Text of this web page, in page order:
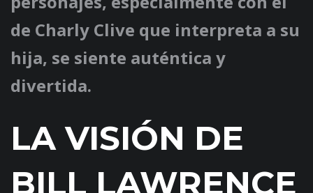
de Charly Clive que interpreta a su
hija, se siente auténtica y
divertida.
LA VISIÓN DE
BILL LAWRENCE